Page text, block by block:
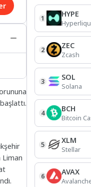
Liman
1 HYPE
2 ZEC
Zcash
3 SOL
Solana
4 BCH
Bitcoin
5 XLM
Stellar
6 AVAX